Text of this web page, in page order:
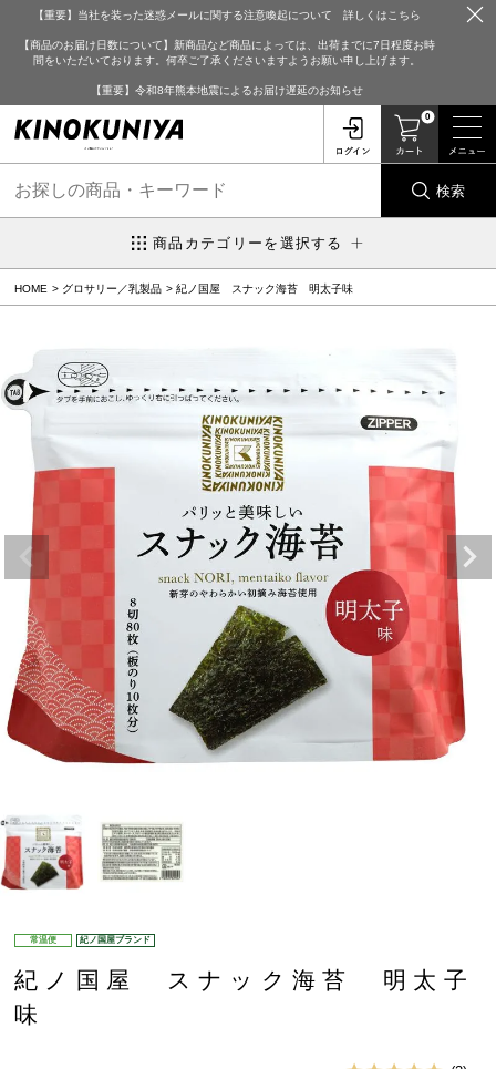
【重要】当社を装った迷惑メールに関する注意喚起について 詳しくはこちら
【商品のお届け日数について】新商品など商品によっては、出荷までに7日程度お時
間をいただいております。何卒ご了承くださいますようお願い申し上げます。
【重要】令和8年熊本地震によるお届け遅延のお知らせ
0
検索
商品カテゴリーを選択する
HOME グロサリー／乳製品 紀ノ国屋 スナック海苔 明太子味
常温便 紀ノ国屋ブランド
紀ノ国屋 スナック海苔 明太子
味